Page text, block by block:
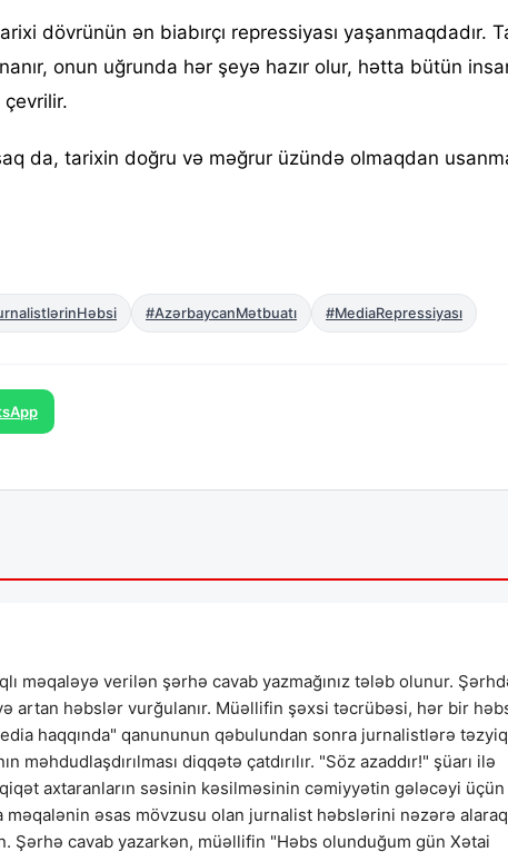
dövrünün ən biabırçı repressiyası yaşanmaqdadır.
onun uğrunda hər şeyə hazır olur, hətta bütün
da, tarixin doğru və məğrur üzündə olmaqdan
#AzərbaycanMətbuatı #MediaRepressiyası
məqaləyə verilən şərhə cavab yazmağınız tələb olunur.
artan həbslər vurğulanır. Müəllifin şəxsi təcrübəsi, hər bir
haqqında" qanununun qəbulundan sonra jurnalistlərə
məhdudlaşdırılması diqqətə çatdırılır. "Söz azaddır!" şüarı ilə
axtaranların səsinin kəsilməsinin cəmiyyətin gələcəyi üçün
məqalənin əsas mövzusu olan jurnalist həbslərini nəzərə
cavab yazarkən, müəllifin "Həbs olunduğum gün Xətai